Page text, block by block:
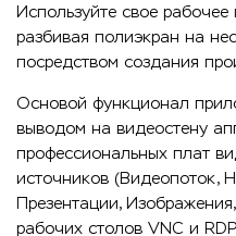
Используйте свое рабочее
разбивая полиэкран на
посредством создания
Основой функционал
выводом на видеостену
профессиональных плат
источников (Видеопоток,
Презентации,
рабочих столов VNC и